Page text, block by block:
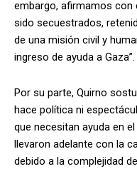
embargo, afirmamos con
sido secuestrados,
de una misión civil y
ingreso de ayuda a Gaza”.
Por su parte, Quirno
hace política ni
que necesitan ayuda en
llevaron adelante con la
debido a la complejidad